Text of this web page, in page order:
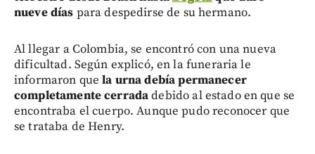
nueve días para despedirse de su hermano.
Al llegar a Colombia, se encontró con una nueva
dificultad. Según explicó, en la funeraria le
informaron quela urna debía permanecer
completamente cerradadebido al estado en que se
encontraba el cuerpo. Aunque pudo reconocer que
se trataba de Henry.